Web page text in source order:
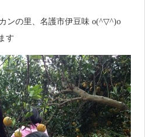
ンの里、名護市伊豆味 o(^▽^)o
す